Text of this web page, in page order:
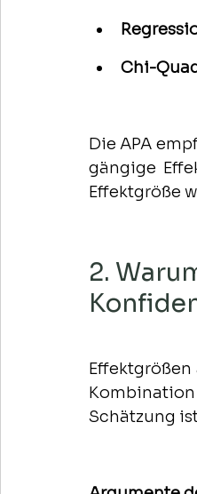
Chi-
Die APA
gängige
Effektgröße
2.
Schätzung